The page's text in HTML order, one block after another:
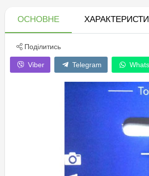
ОСНОВНЕ
Поділитись
Viber Telegram